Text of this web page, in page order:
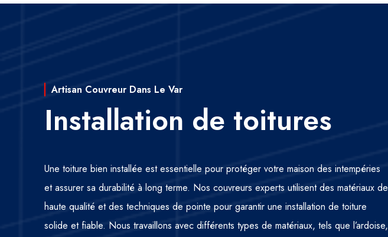
Artisan Couvreur Dans Le Var
Installation de toitures
Une toiture bien installée est essentielle pour protéger votre maison des intempéries
et assurer sa durabilité à long terme. Nos couvreurs experts utilisent des matériaux de
haute qualité et des techniques de pointe pour garantir une installation de toiture
solide et fiable. Nous travaillons avec différents types de matériaux, tels que l’ardoise,